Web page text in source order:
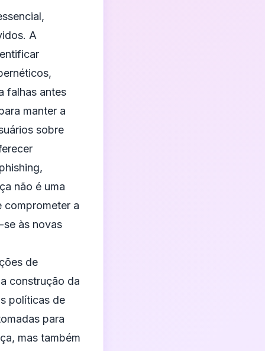
A
falhas antes
manter a
sobre
não é uma
comprometer a
se às novas
de
construção da
políticas de
para
mas também